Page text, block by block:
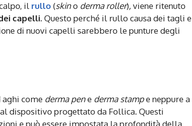
il rullo (skino derma roller),viene ritenuto
capelli. Questo perché il rullo causa dei tagli e
di nuovi capelli sarebbero le punture degli
aghi come derma pene derma stampe neppure a
dispositivo progettato da Follica. Questi
e può essere impostata la profondità della